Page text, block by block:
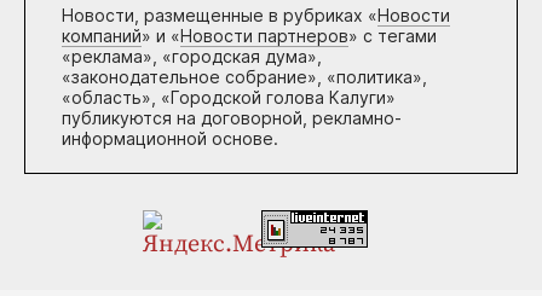
Новости, размещенные в рубриках «Новости
компаний» и «Новости партнеров» с тегами
«реклама», «городская дума»,
«законодательное собрание», «политика»,
«область», «Городской голова Калуги»
публикуются на договорной, рекламно-
информационной основе.